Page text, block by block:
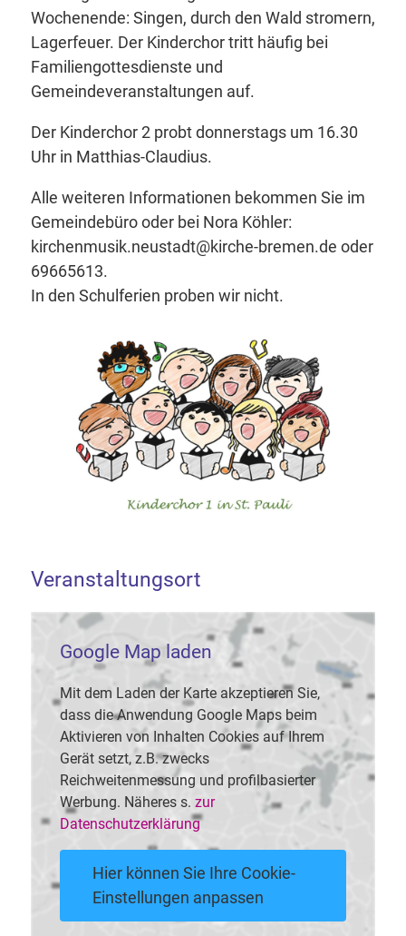
Wochenende: Singen, durch den Wald stromern,
Lagerfeuer. Der Kinderchor tritt häufig bei
Familiengottesdienste und
Gemeindeveranstaltungen auf.
Der Kinderchor 2 probt donnerstags um 16.30
Uhr in Matthias-Claudius.
Alle weiteren Informationen bekommen Sie im
Gemeindebüro oder bei Nora Köhler:
kirchenmusik.neustadt@kirche-bremen.de oder
69665613.
In den Schulferien proben wir nicht.
Veranstaltungsort
Google Map laden
Mit dem Laden der Karte akzeptieren Sie,
dass die Anwendung Google Maps beim
Aktivieren von Inhalten Cookies auf Ihrem
Gerät setzt, z.B. zwecks
Reichweitenmessung und profilbasierter
Werbung. Näheres s. zur
Datenschutzerklärung
Hier können Sie Ihre Cookie-
Einstellungen anpassen